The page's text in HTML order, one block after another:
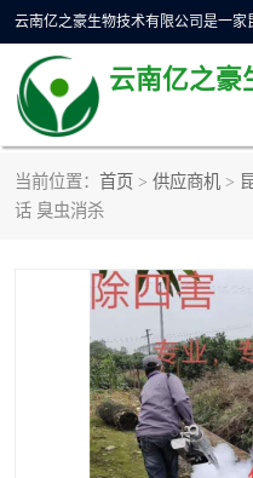
云南亿之豪
当前位置： 首页 > 供应商机 >
话 臭虫消杀
昆明灭鼠
昆明灭蟑螂
昆明消毒公司
昆明驱蛇公司